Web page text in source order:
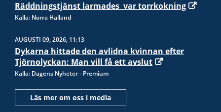
Räddningstjänst larmades  var torrkokning
Källa: Norra Halland
AUGUSTI 09, 2026, 11:13
Dykarna hittade den avlidna kvinnan efter
Tjörnolyckan: Man vill få ett avslut
Källa: Dagens Nyheter - Premium
Läs mer om oss i media